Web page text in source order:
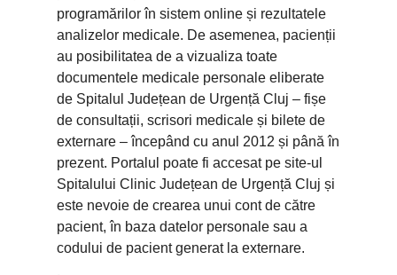
programărilor în sistem online și rezultatele
analizelor medicale. De asemenea, pacienții
au posibilitatea de a vizualiza toate
documentele medicale personale eliberate
de Spitalul Județean de Urgență Cluj – fișe
de consultații, scrisori medicale și bilete de
externare – începând cu anul 2012 și până în
prezent. Portalul poate fi accesat pe site-ul
Spitalului Clinic Județean de Urgență Cluj și
este nevoie de crearea unui cont de către
pacient, în baza datelor personale sau a
codului de pacient generat la externare.